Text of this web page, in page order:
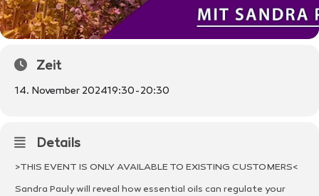
Zeit
14. November 202419:30-20:30
Details
>THIS EVENT IS ONLY AVAILABLE TO EXISTING CUSTOMERS<
Sandra Pauly will reveal how essential oils can regulate your